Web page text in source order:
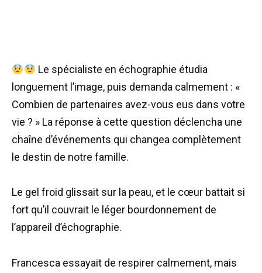
Le spécialiste en échographie étudia
longuement l’image, puis demanda calmement : «
Combien de partenaires avez-vous eus dans votre
vie ? » La réponse à cette question déclencha une
chaîne d’événements qui changea complètement
le destin de notre famille.
Le gel froid glissait sur la peau, et le cœur battait si
fort qu’il couvrait le léger bourdonnement de
l’appareil d’échographie.
Francesca essayait de respirer calmement, mais